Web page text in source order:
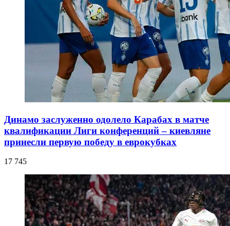
Динамо заслуженно одолело Карабах в матче
квалификации Лиги конференций – киевляне
принесли первую победу в еврокубках
17 745